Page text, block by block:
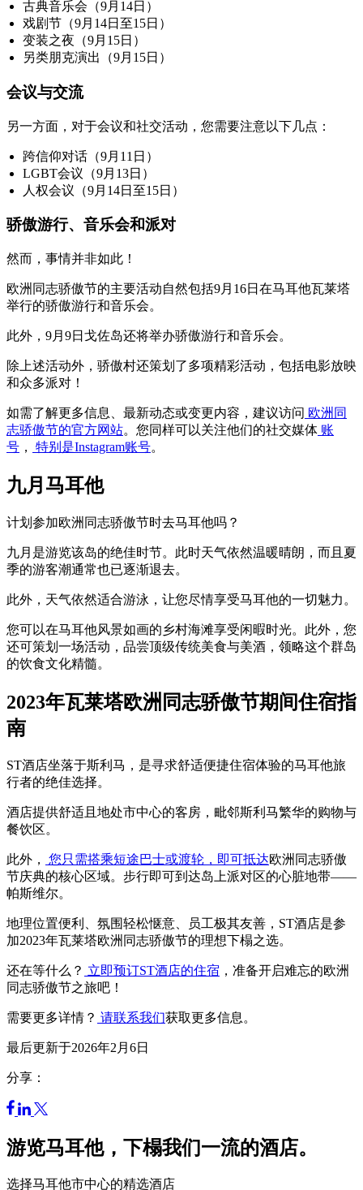
古典音乐会（9月14日）
戏剧节（9月14日至15日）
变装之夜（9月15日）
另类朋克演出（9月15日）
会议与交流
另一方面，对于会议和社交活动，您需要注意以下几点：
跨信仰对话（9月11日）
LGBT会议（9月13日）
人权会议（9月14日至15日）
骄傲游行、音乐会和派对
然而，事情并非如此！
欧洲同志骄傲节的主要活动自然包括9月16日在马耳他瓦莱塔
举行的骄傲游行和音乐会。
此外，9月9日戈佐岛还将举办骄傲游行和音乐会。
除上述活动外，骄傲村还策划了多项精彩活动，包括电影放映
和众多派对！
如需了解更多信息、最新动态或变更内容，建议访问 欧洲同
志骄傲节的官方网站。您同样可以关注他们的社交媒体 账
号 ， 特别是Instagram账号。
九月马耳他
计划参加欧洲同志骄傲节时去马耳他吗？
九月是游览该岛的绝佳时节。此时天气依然温暖晴朗，而且夏
季的游客潮通常也已逐渐退去。
此外，天气依然适合游泳，让您尽情享受马耳他的一切魅力。
您可以在马耳他风景如画的乡村海滩享受闲暇时光。此外，您
还可策划一场活动，品尝顶级传统美食与美酒，领略这个群岛
的饮食文化精髓。
2023年瓦莱塔欧洲同志骄傲节期间住宿指
南
ST酒店坐落于斯利马，是寻求舒适便捷住宿体验的马耳他旅
行者的绝佳选择。
酒店提供舒适且地处市中心的客房，毗邻斯利马繁华的购物与
餐饮区。
此外， 您只需搭乘短途巴士或渡轮，即可抵达欧洲同志骄傲
节庆典的核心区域。步行即可到达岛上派对区的心脏地带——
帕斯维尔。
地理位置便利、氛围轻松惬意、员工极其友善，ST酒店是参
加2023年瓦莱塔欧洲同志骄傲节的理想下榻之选。
还在等什么？ 立即预订ST酒店的住宿 ，准备开启难忘的欧洲
同志骄傲节之旅吧！
需要更多详情？ 请联系我们获取更多信息。
最后更新于2026年2月6日
分享：
游览马耳他，下榻我们一流的酒店。
选择马耳他市中心的精选酒店